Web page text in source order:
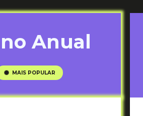
Anual
MAIS POPULAR